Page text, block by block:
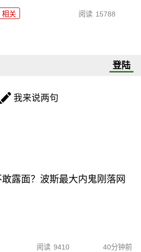
相关 阅读 15788
登陆
我来说两句
露面？波斯最大内鬼刚落网
阅读 9410 40分钟前